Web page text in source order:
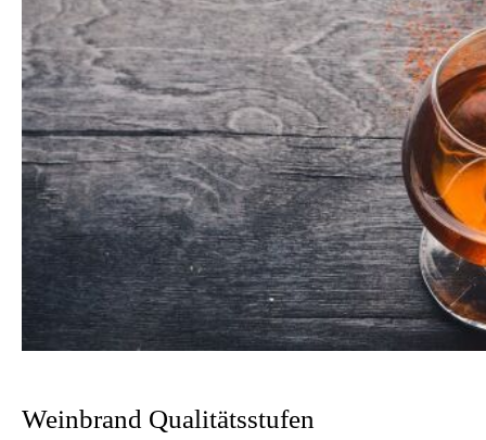
Weinbrand Qualitätsstufen